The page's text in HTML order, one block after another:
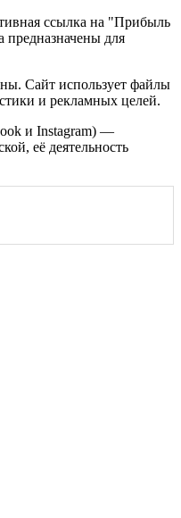
ссылка на "Прибыль
предназначены для
Сайт использует файлы
и рекламных целей.
и Instagram) —
её деятельность